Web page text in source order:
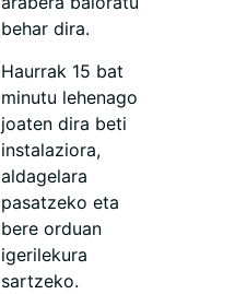
behar dira.
Haurrak 15 bat
minutu lehenago
joaten dira beti
instalaziora,
aldagelara
pasatzeko eta
bere orduan
igerilekura
sartzeko.